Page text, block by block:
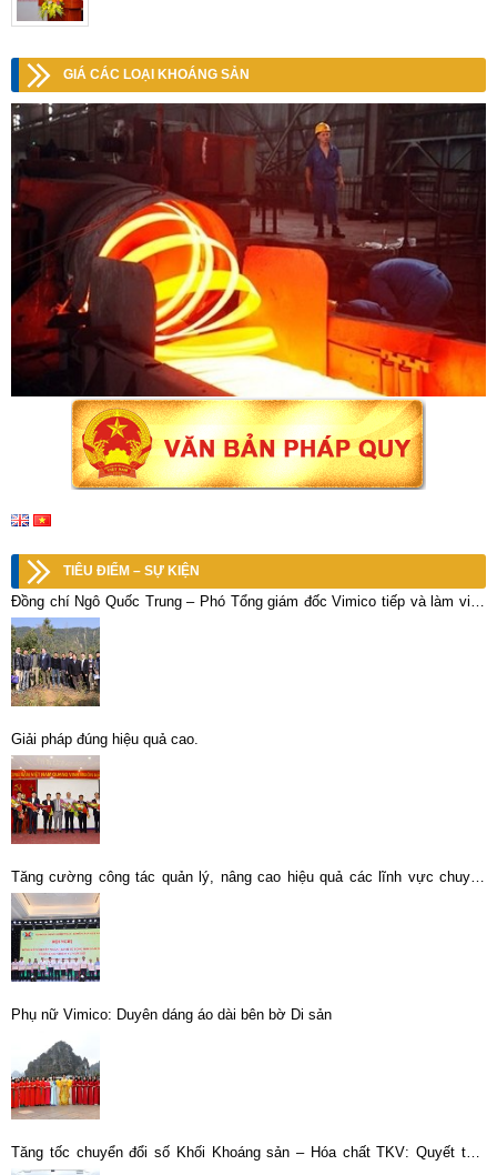
GIÁ CÁC LOẠI KHOÁNG SẢN
TIÊU ĐIỂM – SỰ KIỆN
Đồng chí Ngô Quốc Trung – Phó Tổng giám đốc Vimico tiếp và làm việc
với Đại sứ đặc mệnh toàn quyền Hoa Kỳ tại Việt Nam
Giải pháp đúng hiệu quả cao.
Tăng cường công tác quản lý, nâng cao hiệu quả các lĩnh vực chuyên
ngành kinh tế tổng hợp
Phụ nữ Vimico: Duyên dáng áo dài bên bờ Di sản
Tăng tốc chuyển đổi số Khối Khoáng sản – Hóa chất TKV: Quyết tâm